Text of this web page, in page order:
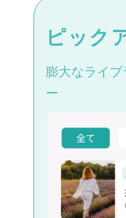
ピック
膨大なライ
ー